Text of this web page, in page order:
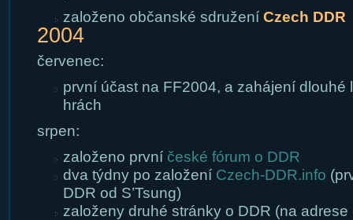
založeno občanské sdružení Czech DDR
2004
červenec:
první účast na FF2004, a zahájení dlouhé
hrách
srpen:
založeno první české fórum o DDR
dva týdny po založení Czech-DDR.info
DDR od S’Tsung)
založeny druhé stránky o DDR (na adrese